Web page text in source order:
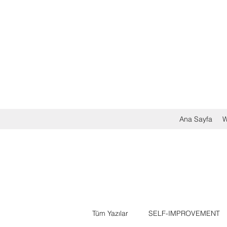
Ana Sayfa
Tüm Yazılar SELF-IMPROVEMENT